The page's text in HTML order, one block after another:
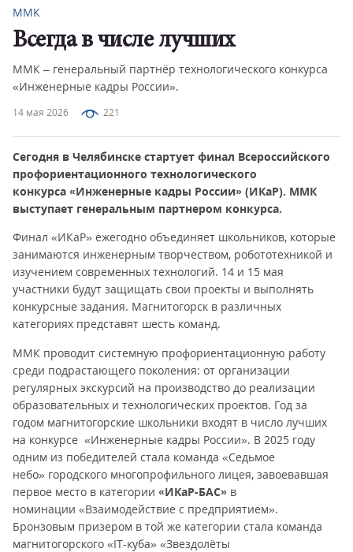
14 мая 2026 221
ММК
Всегда в числе лучших
ММК – генеральный партнёр технологического конкурса
«Инженерные кадры России».
Сегодня в Челябинске стартует финал Всероссийского
профориентационного технологического
конкурса «Инженерные кадры России» (ИКаР). ММК
выступает генеральным партнером конкурса.
Финал «ИКаР» ежегодно объединяет школьников, которые
занимаются инженерным творчеством, робототехникой и
изучением современных технологий. 14 и 15 мая
участники будут защищать свои проекты и выполнять
конкурсные задания. Магнитогорск в различных
категориях представят шесть команд.
ММК проводит системную профориентационную работу
среди подрастающего поколения: от организации
регулярных экскурсий на производство до реализации
образовательных и технологических проектов. Год за
годом магнитогорские школьники входят в число лучших
на конкурсе «Инженерные кадры России». В 2025 году
одним из победителей стала команда «Седьмое
небо» городского многопрофильного лицея, завоевавшая
первое место в категории «ИКаР-БАС» в
номинации «Взаимодействие с предприятием».
Бронзовым призером в той же категории стала команда
магнитогорского «IT-куба» «Звездолёты